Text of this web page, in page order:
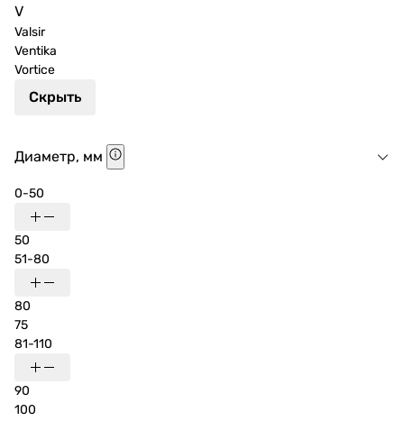
V
Valsir
Ventika
Vortice
Скрыть
Диаметр, мм
0-50
50
51-80
80
75
81-110
90
100